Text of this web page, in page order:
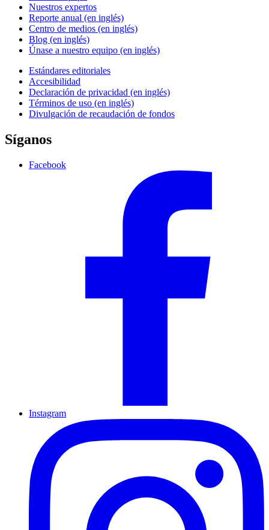
Nuestros expertos
Reporte anual (en inglés)
Centro de medios (en inglés)
Blog (en inglés)
Únase a nuestro equipo (en inglés)
Estándares editoriales
Accesibilidad
Declaración de privacidad (en inglés)
Términos de uso (en inglés)
Divulgación de recaudación de fondos
Síganos
Facebook
Instagram